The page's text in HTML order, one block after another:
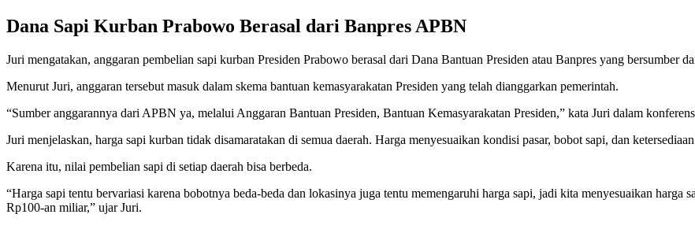
Dana Sapi Kurban Prabowo Berasal dari Banpres APBN
Juri mengatakan, anggaran pembelian sapi kurban Presiden Prabowo berasal dari Dana Bantuan Presiden atau Banpres yang bersumber
Menurut Juri, anggaran tersebut masuk dalam skema bantuan kemasyarakatan Presiden yang telah dianggarkan pemerintah.
“Sumber anggarannya dari APBN ya, melalui Anggaran Bantuan Presiden, Bantuan Kemasyarakatan Presiden,” kata Juri dalam
Juri menjelaskan, harga sapi kurban tidak disamaratakan di semua daerah. Harga menyesuaikan kondisi pasar, bobot sapi, dan
Karena itu, nilai pembelian sapi di setiap daerah bisa berbeda.
“Harga sapi tentu bervariasi karena bobotnya beda-beda dan lokasinya juga tentu memengaruhi harga sapi, jadi kita menyesuaikan harga
Rp100-an miliar,” ujar Juri.